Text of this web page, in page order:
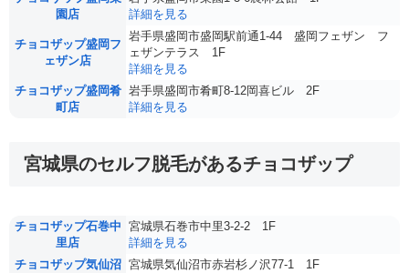
園店
詳細を見る
チョコザップ盛岡フ
ェザン店
岩手県盛岡市盛岡駅前通1-44 盛岡フェザン フ
ェザンテラス 1F
詳細を見る
チョコザップ盛岡肴
町店
岩手県盛岡市肴町8-12岡喜ビル 2F
詳細を見る
宮城県のセルフ脱毛があるチョコザップ
チョコザップ石巻中
里店
宮城県石巻市中里3-2-2 1F
詳細を見る
チョコザップ気仙沼 宮城県気仙沼市赤岩杉ノ沢77-1 1F